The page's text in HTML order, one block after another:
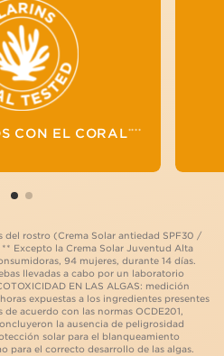
CON EL CORAL****
DE NUESTROS
SOLAR
ECOSISTEMAS
HEMOS
A CABO
PRUEBAS PARA
NO TOXICIDAD
FÓRMULAS
del rostro (Crema Solar antiedad SPF30 /
Excepto la Crema Solar Juventud Alta
94 mujeres, durante 14 días.
llevadas a cabo por un laboratorio
EN LAS ALGAS: medición
expuestas a los ingredientes presentes
acuerdo con las normas OCDE201,
la ausencia de peligrosidad
solar para el blanqueamiento
para el correcto desarrollo de las algas.